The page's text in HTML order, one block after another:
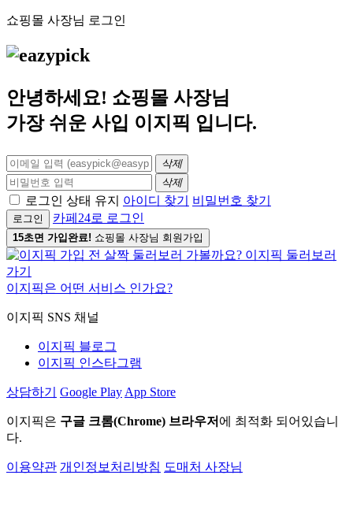
쇼핑몰 사장님 로그인
안녕하세요! 쇼핑몰 사장님
가장 쉬운 사입 이지픽 입니다.
삭제
삭제
로그인 상태 유지 아이디 찾기 비밀번호 찾기
로그인 카페24로 로그인
15초면 가입완료! 쇼핑몰 사장님 회원가입
이지픽은 어떤 서비스 인가요?
이지픽 SNS 채널
이지픽 블로그
이지픽 인스타그램
상담하기 Google Play App Store
이지픽은 구글 크롬(Chrome) 브라우저 에 최적화 되어있습니
다.
이용약관 개인정보처리방침 도매처 사장님